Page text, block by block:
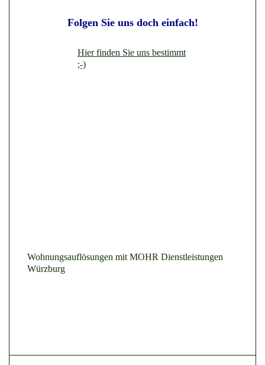
Folgen Sie uns doch einfach!
Hier finden Sie uns bestimmt
;-)
Wohnungsauflösungen mit MOHR Dienstleistungen
Würzburg